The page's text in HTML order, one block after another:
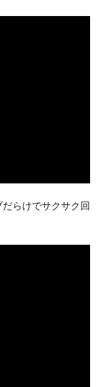
らけでサクサク回